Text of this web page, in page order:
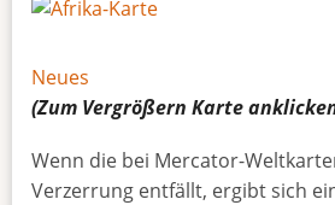
Neues
(Zum Vergrößern Karte
Wenn die bei Mercator-
Verzerrung entfällt, ergibt sich